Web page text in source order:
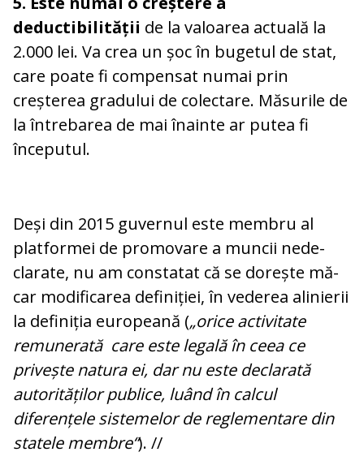
deductibilității de la valoarea actuală la
2.000 lei. Va crea un șoc în bugetul de stat,
care poate fi com­pensat numai prin
creșterea gradului de colectare. Măsurile de
la întrebarea de mai înainte ar putea fi
începutul.
Deși din 2015 guvernul este membru al
plat­formei de promovare a muncii ne­de­
clarate, nu am constatat că se dorește mă­
car modificarea definiției, în vederea ali­nierii
la definiția europeană („orice ac­ti­vitate
remunerată care este legală în ce­ea ce
privește natura ei, dar nu este de­clarată
autorităților publice, luând în cal­cul
diferențele sistemelor de regle­men­tare din
statele membre“). //